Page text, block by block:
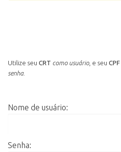
Utilize seu CRT como usuário, e seu CPF
senha.
Nome de usuário:
Senha: